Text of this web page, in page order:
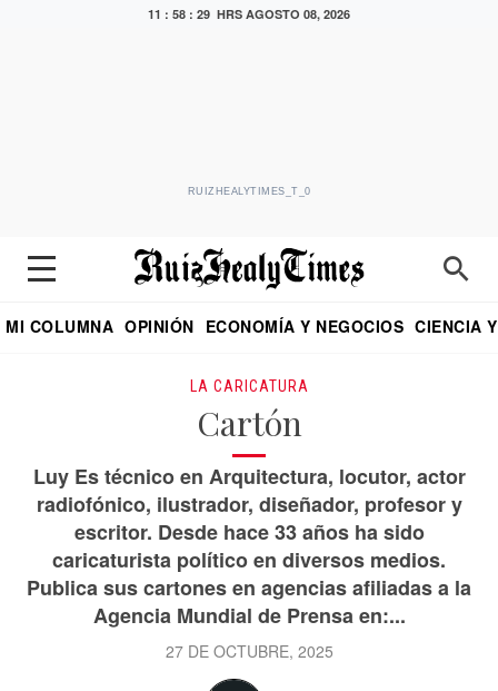
11 : 58 : 30 HRS AGOSTO 08, 2026
RUIZHEALYTIMES_T_0
MI COLUMNA OPINIÓN ECONOMÍA Y NEGOCIOS CIENCIA
LA CARICATURA
Cartón
Luy Es técnico en Arquitectura, locutor, actor
radiofónico, ilustrador, diseñador, profesor y
escritor. Desde hace 33 años ha sido
caricaturista político en diversos medios.
Publica sus cartones en agencias afiliadas a la
Agencia Mundial de Prensa en:...
27 DE OCTUBRE, 2025